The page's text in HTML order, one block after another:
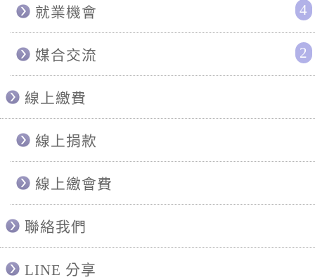
4
就業機會
2
媒合交流
線上繳費
線上捐款
線上繳會費
聯絡我們
LINE 分享